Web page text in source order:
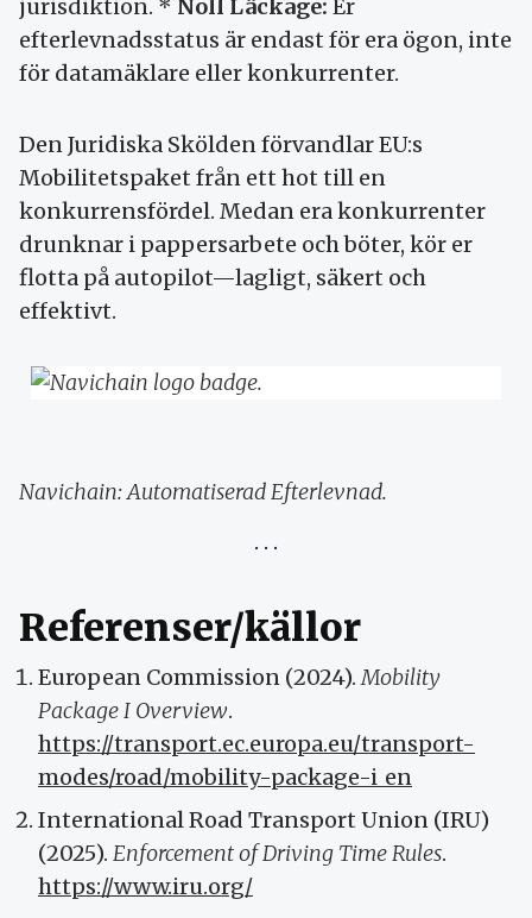
jurisdiktion. * Noll Läckage: Er
efterlevnadsstatus är endast för era ögon, inte
för datamäklare eller konkurrenter.
Den Juridiska Skölden förvandlar EU:s
Mobilitetspaket från ett hot till en
konkurrensfördel. Medan era konkurrenter
drunknar i pappersarbete och böter, kör er
flotta på autopilot—lagligt, säkert och
effektivt.
Navichain: Automatiserad Efterlevnad.
Referenser/källor
European Commission (2024).Mobility
Package I Overview.
https://transport.ec.europa.eu/transport-
modes/road/mobility-package-i_en
International Road Transport Union (IRU)
(2025). Enforcement of Driving Time Rules.
https://www.iru.org/